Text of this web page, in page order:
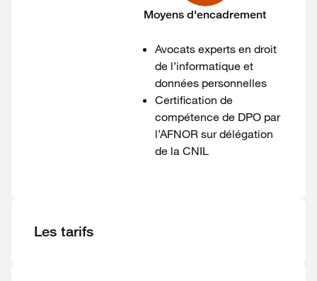
Moyens d'encadrement
Avocats experts en droit
de l’informatique et
données personnelles
Certification de
compétence de DPO par
l’AFNOR sur délégation
de la CNIL
Les tarifs